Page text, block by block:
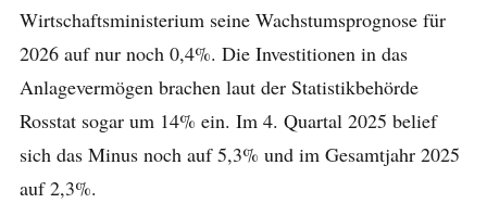
Wirtschaftsministerium seine Wachstumsprognose für
2026 auf nur noch 0,4%. Die Investitionen in das
Anlagevermögen brachen laut der Statistikbehörde
Rosstat sogar um 14% ein. Im 4. Quartal 2025 belief
sich das Minus noch auf 5,3% und im Gesamtjahr 2025
auf 2,3%.